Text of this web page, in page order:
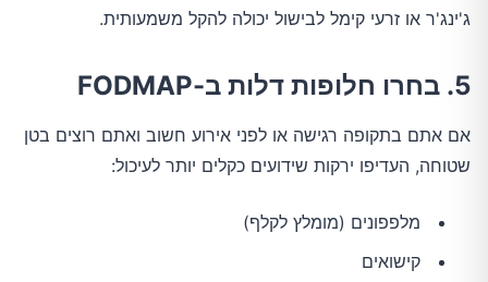
ג'ינג'ר או זרעי קימל לבישול יכולה להקל משמעותית.
5. בחרו חלופות דלות ב-FODMAP
אם אתם בתקופה רגישה או לפני אירוע חשוב ואתם רוצים בטן
שטוחה, העדיפו ירקות שידועים כקלים יותר לעיכול:
מלפפונים (מומלץ לקלף)
קישואים